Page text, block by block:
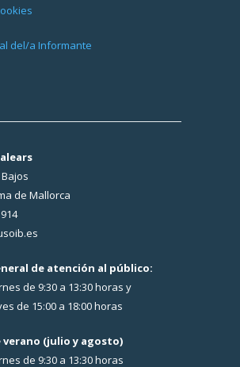
del/a Informante
de Mallorca
de atención al público:
de 9:30 a 13:30 horas y
de 15:00 a 18:00 horas
verano (julio y agosto)
de 9:30 a 13:30 horas